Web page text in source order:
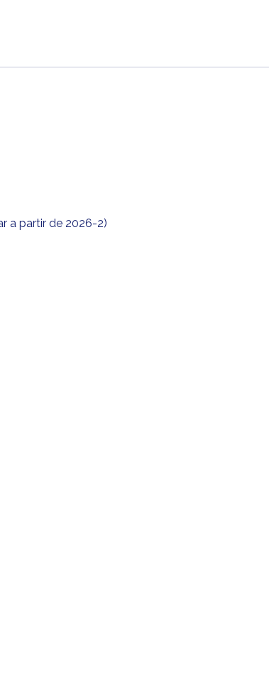
a partir de 2026-2)